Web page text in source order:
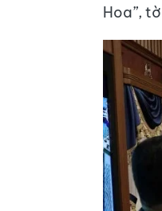
Hoa”,